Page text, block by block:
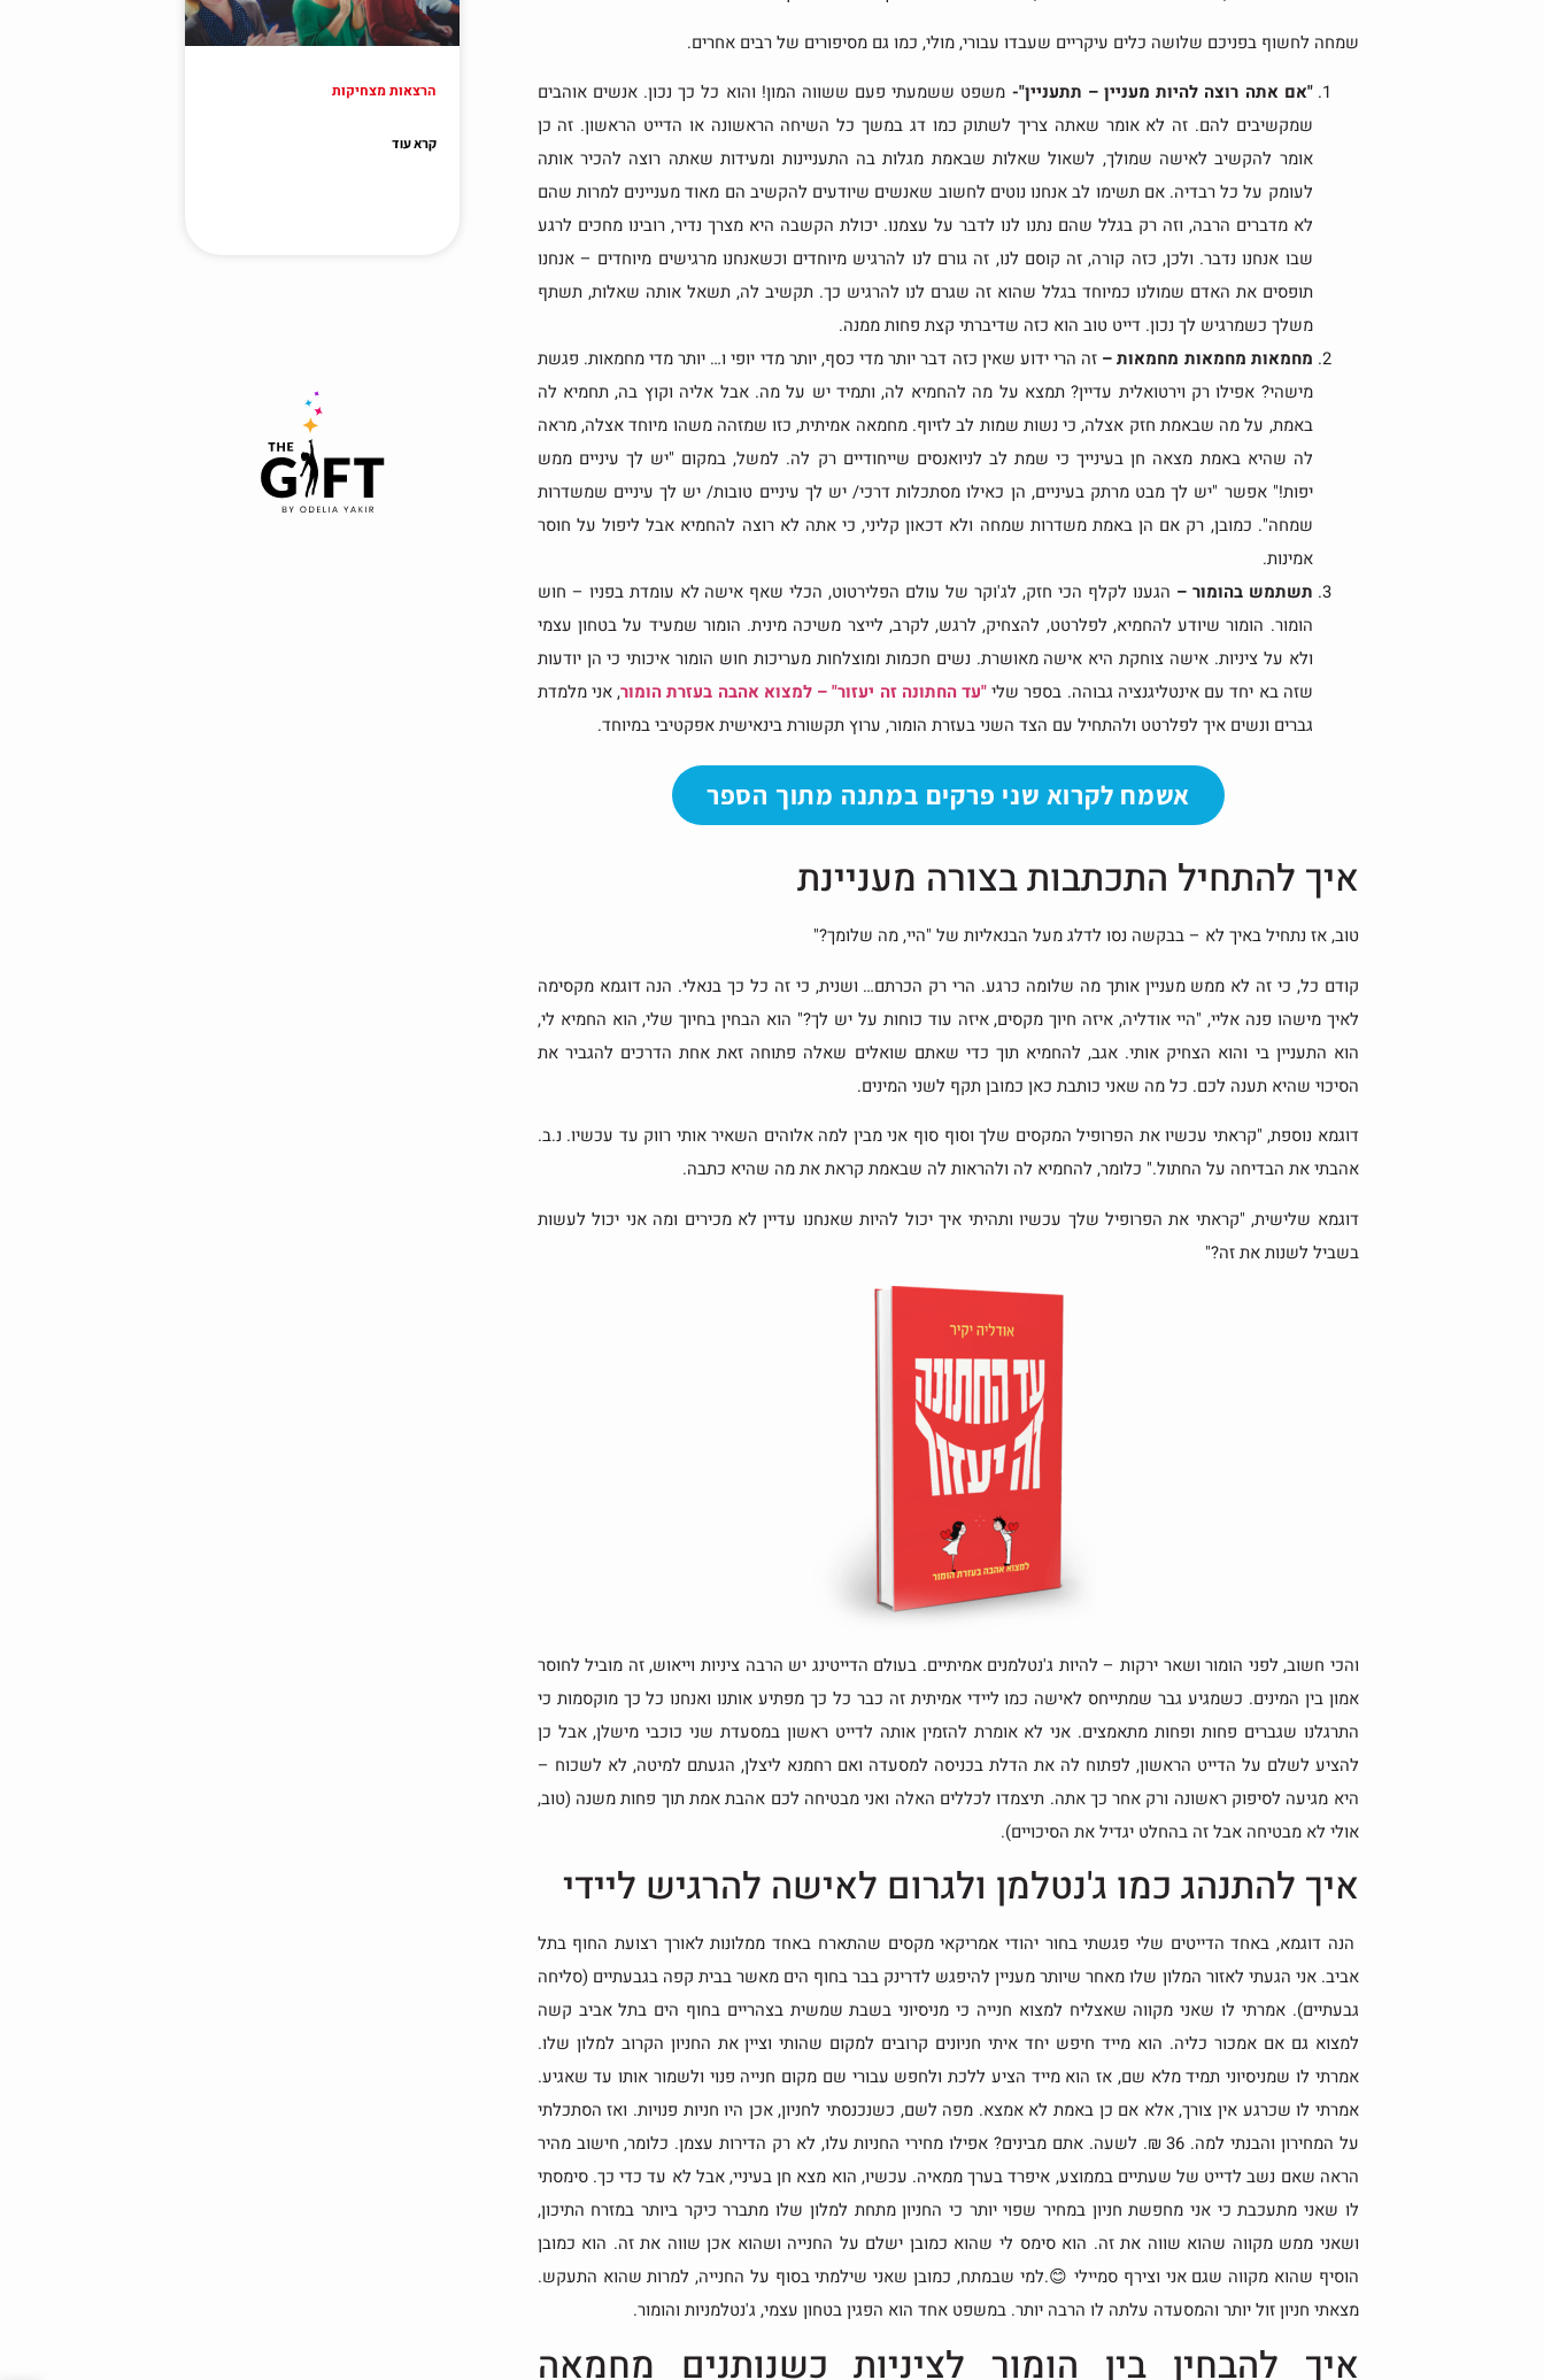
שמחה לחשוף בפניכם שלושה כלים עיקריים שעבדו עבורי, מולי, כמו גם מסיפורים של רבים אחרים.
"אם אתה רוצה להיות מעניין – תתעניין"- משפט ששמעתי פעם ששווה המון! והוא כל כך נכון. אנשים אוהבים
שמקשיבים להם. זה לא אומר שאתה צריך לשתוק כמו דג במשך כל השיחה הראשונה או הדייט הראשון. זה כן
אומר להקשיב לאישה שמולך, לשאול שאלות שבאמת מגלות בה התעניינות ומעידות שאתה רוצה להכיר אותה
לעומק על כל רבדיה. אם תשימו לב אנחנו נוטים לחשוב שאנשים שיודעים להקשיב הם מאוד מעניינים למרות שהם
לא מדברים הרבה, וזה רק בגלל שהם נתנו לנו לדבר על עצמנו. יכולת הקשבה היא מצרך נדיר, רובינו מחכים לרגע
שבו אנחנו נדבר. ולכן, כזה קורה, זה קוסם לנו, זה גורם לנו להרגיש מיוחדים וכשאנחנו מרגישים מיוחדים – אנחנו
תופסים את האדם שמולנו כמיוחד בגלל שהוא זה שגרם לנו להרגיש כך. תקשיב לה, תשאל אותה שאלות, תשתף
משלך כשמרגיש לך נכון. דייט טוב הוא כזה שדיברתי קצת פחות ממנה.
מחמאות מחמאות מחמאות – זה הרי ידוע שאין כזה דבר יותר מדי כסף, יותר מדי יופי ו… יותר מדי מחמאות. פגשת
מישהי? אפילו רק וירטואלית עדיין? תמצא על מה להחמיא לה, ותמיד יש על מה. אבל אליה וקוץ בה, תחמיא לה
באמת, על מה שבאמת חזק אצלה, כי נשות שמות לב לזיוף. מחמאה אמיתית, כזו שמזהה משהו מיוחד אצלה, מראה
לה שהיא באמת מצאה חן בעינייך כי שמת לב לניואנסים שייחודיים רק לה. למשל, במקום "יש לך עיניים ממש
יפות!" אפשר "יש לך מבט מרתק בעיניים, הן כאילו מסתכלות דרכי/ יש לך עיניים טובות/ יש לך עיניים שמשדרות
שמחה". כמובן, רק אם הן באמת משדרות שמחה ולא דכאון קליני, כי אתה לא רוצה להחמיא אבל ליפול על חוסר
אמינות.
תשתמש בהומור – הגענו לקלף הכי חזק, לג'וקר של עולם הפלירטוט, הכלי שאף אישה לא עומדת בפניו – חוש
הומור. הומור שיודע להחמיא, לפלרטט, להצחיק, לרגש, לקרב, לייצר משיכה מינית. הומור שמעיד על בטחון עצמי
ולא על ציניות. אישה צוחקת היא אישה מאושרת. נשים חכמות ומוצלחות מעריכות חוש הומור איכותי כי הן יודעות
שזה בא יחד עם אינטליגנציה גבוהה. בספר שלי"עד החתונה זה יעזור" – למצוא אהבה בעזרת הומור, אני מלמדת
גברים ונשים איך לפלרטט ולהתחיל עם הצד השני בעזרת הומור, ערוץ תקשורת בינאישית אפקטיבי במיוחד.
אשמח לקרוא שני פרקים במתנה מתוך הספר
איך להתחיל התכתבות בצורה מעניינת
טוב, אז נתחיל באיך לא – בבקשה נסו לדלג מעל הבנאליות של "היי, מה שלומך?"
קודם כל, כי זה לא ממש מעניין אותך מה שלומה כרגע. הרי רק הכרתם… ושנית, כי זה כל כך בנאלי. הנה דוגמא מקסימה
לאיך מישהו פנה אליי, "היי אודליה, איזה חיוך מקסים, איזה עוד כוחות על יש לך?" הוא הבחין בחיוך שלי, הוא החמיא לי,
הוא התעניין בי והוא הצחיק אותי. אגב, להחמיא תוך כדי שאתם שואלים שאלה פתוחה זאת אחת הדרכים להגביר את
הסיכוי שהיא תענה לכם. כל מה שאני כותבת כאן כמובן תקף לשני המינים.
דוגמא נוספת, "קראתי עכשיו את הפרופיל המקסים שלך וסוף סוף אני מבין למה אלוהים השאיר אותי רווק עד עכשיו. נ.ב.
אהבתי את הבדיחה על החתול." כלומר, להחמיא לה ולהראות לה שבאמת קראת את מה שהיא כתבה.
דוגמא שלישית, "קראתי את הפרופיל שלך עכשיו ותהיתי איך יכול להיות שאנחנו עדיין לא מכירים ומה אני יכול לעשות
בשביל לשנות את זה?"
והכי חשוב, לפני הומור ושאר ירקות – להיות ג'נטלמנים אמיתיים. בעולם הדייטינג יש הרבה ציניות וייאוש, זה מוביל לחוסר
אמון בין המינים. כשמגיע גבר שמתייחס לאישה כמו ליידי אמיתית זה כבר כל כך מפתיע אותנו ואנחנו כל כך מוקסמות כי
התרגלנו שגברים פחות ופחות מתאמצים. אני לא אומרת להזמין אותה לדייט ראשון במסעדת שני כוכבי מישלן, אבל כן
להציע לשלם על הדייט הראשון, לפתוח לה את הדלת בכניסה למסעדה ואם רחמנא ליצלן, הגעתם למיטה, לא לשכוח –
היא מגיעה לסיפוק ראשונה ורק אחר כך אתה. תיצמדו לכללים האלה ואני מבטיחה לכם אהבת אמת תוך פחות משנה (טוב,
אולי לא מבטיחה אבל זה בהחלט יגדיל את הסיכויים).
איך להתנהג כמו ג'נטלמן ולגרום לאישה להרגיש ליידי
הנה דוגמא, באחד הדייטים שלי פגשתי בחור יהודי אמריקאי מקסים שהתארח באחד ממלונות לאורך רצועת החוף בתל
אביב. אני הגעתי לאזור המלון שלו מאחר שיותר מעניין להיפגש לדרינק בבר בחוף הים מאשר בבית קפה בגבעתיים (סליחה
גבעתיים). אמרתי לו שאני מקווה שאצליח למצוא חנייה כי מניסיוני בשבת שמשית בצהריים בחוף הים בתל אביב קשה
למצוא גם אם אמכור כליה. הוא מייד חיפש יחד איתי חניונים קרובים למקום שהותי וציין את החניון הקרוב למלון שלו.
אמרתי לו שמניסיוני תמיד מלא שם, אז הוא מייד הציע ללכת ולחפש עבורי שם מקום חנייה פנוי ולשמור אותו עד שאגיע.
אמרתי לו שכרגע אין צורך, אלא אם כן באמת לא אמצא. מפה לשם, כשנכנסתי לחניון, אכן היו חניות פנויות. ואז הסתכלתי
על המחירון והבנתי למה. 36 ₪. לשעה. אתם מבינים? אפילו מחירי החניות עלו, לא רק הדירות עצמן. כלומר, חישוב מהיר
הראה שאם נשב לדייט של שעתיים בממוצע, איפרד בערך ממאיה. עכשיו, הוא מצא חן בעיניי, אבל לא עד כדי כך. סימסתי
לו שאני מתעכבת כי אני מחפשת חניון במחיר שפוי יותר כי החניון מתחת למלון שלו מתברר כיקר ביותר במזרח התיכון,
ושאני ממש מקווה שהוא שווה את זה. הוא סימס לי שהוא כמובן ישלם על החנייה ושהוא אכן שווה את זה. הוא כמובן
הוסיף שהוא מקווה שגם אני וצירף סמיילי 😊.למי שבמתח, כמובן שאני שילמתי בסוף על החנייה, למרות שהוא התעקש.
מצאתי חניון זול יותר והמסעדה עלתה לו הרבה יותר. במשפט אחד הוא הפגין בטחון עצמי, ג'נטלמניות והומור.
איך להבחין בין הומור לציניות כשנותנים מחמאה
הרצאות מצחיקות
קרא עוד